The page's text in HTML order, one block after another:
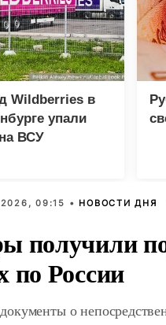
Wildberries в
упали
ВСУ
09:15 • НОВОСТИ ДНЯ
получили
по России
о